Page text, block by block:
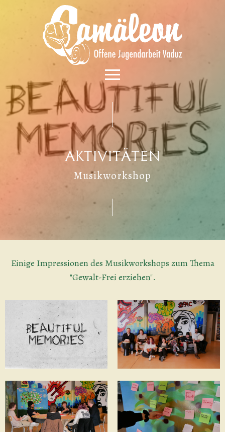
Aktivitäten
Musikworkshop
Einige Impressionen des Musikworkshops zum Thema
"Gewalt-Frei erziehen".